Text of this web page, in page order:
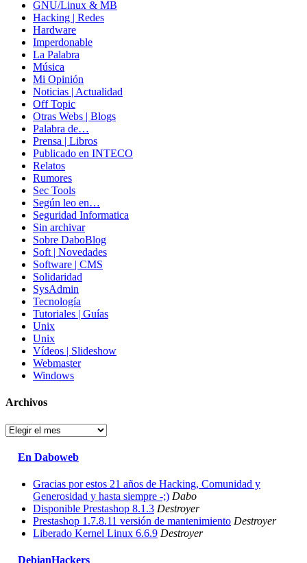
GNU/Linux & MB
Hacking | Redes
Hardware
Imperdonable
La Palabra
Música
Mi Opinión
Noticias | Actualidad
Off Topic
Otras Webs | Blogs
Palabra de…
Prensa | Libros
Publicado en INTECO
Relatos
Rumores
Sec Tools
Según leo en…
Seguridad Informatica
Sin archivar
Sobre DaboBlog
Soft | Novedades
Software | CMS
Solidaridad
SysAdmin
Tecnología
Tutoriales | Guías
Unix
Unix
Vídeos | Slideshow
Webmaster
Windows
Archivos
Archivos
En Daboweb
Gracias por estos 21 años de Hacking, Comunidad y
Generosidad y hasta siempre -;) Dabo
Disponible Prestashop 8.1.3 Destroyer
Prestashop 1.7.8.11 versión de mantenimiento Destroyer
Liberado Kernel Linux 6.6.9 Destroyer
DebianHackers